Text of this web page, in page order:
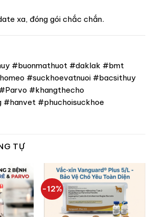
xa, đóng gói chắc chắn.
#buonmathuot #daklak #bmt
#suckhoevatnuoi #bacsithuy
#khangthecho
#hanvet #phuchoisuckhoe
TỰ
-12%